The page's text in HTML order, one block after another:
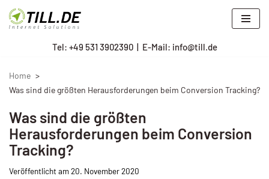
Zum
Tel: +49 531 3902390| E-Mail: info@till.de
Home
Was sind die größten Herausforderungen beim Conversion Tracking?
Was sind die größten
Herausforderungen beim Conversion
Tracking?
Veröffentlicht am20. November 2020